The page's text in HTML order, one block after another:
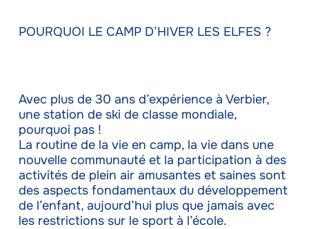
POURQUOI LE CAMP D’HIVER LES ELFES ?
Avec plus de 30 ans d’expérience à Verbier,
une station de ski de classe mondiale,
pourquoi pas !
La routine de la vie en camp, la vie dans une
nouvelle communauté et la participation à des
activités de plein air amusantes et saines sont
des aspects fondamentaux du développement
de l’enfant, aujourd’hui plus que jamais avec
les restrictions sur le sport à l’école.